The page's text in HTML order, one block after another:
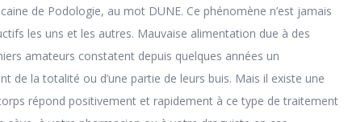
de Podologie, au mot DUNE. Ce phénomène n’est jamais
les uns et les autres. Mauvaise alimentation due à des
amateurs constatent depuis quelques années un
de la totalité ou d’une partie de leurs buis. Mais il existe une
répond positivement et rapidement à ce type de traitement